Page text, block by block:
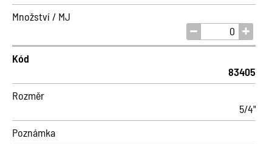
Množství / MJ
Kód
83405
Rozměr
5/4"
Poznámka